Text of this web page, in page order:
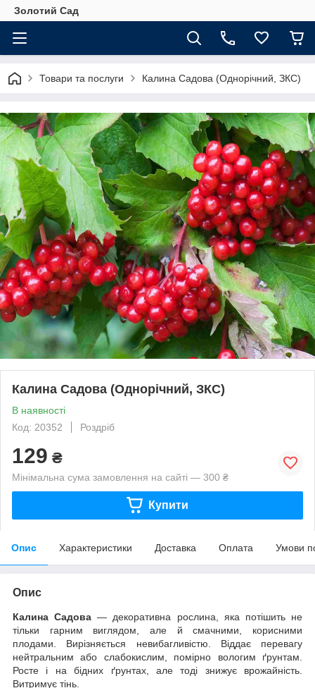
Золотий Сад
Товари та послуги Калина Садова (Однорічний, ЗКС)
Калина Садова (Однорічний, ЗКС)
В наявності
Код: 20352
Роздріб
129 ₴
Мінімальна сума замовлення на сайті — 300 ₴
Купити
Опис Характеристики Доставка Оплата Умови
Опис
Калина Садова — декоративна рослина, яка потішить не
тільки гарним виглядом, але й смачними, корисними
плодами. Вирізняється невибагливістю. Віддає перевагу
нейтральним або слабокислим, помірно вологим ґрунтам.
Росте і на бідних ґрунтах, але тоді знижує врожайність.
Витримує тінь.